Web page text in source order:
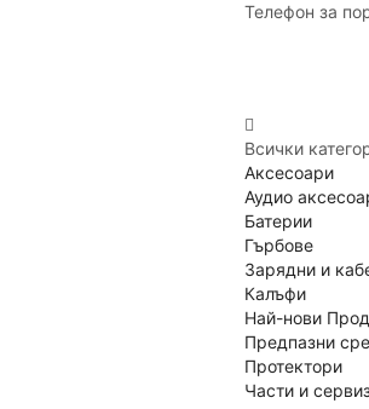
Телефон за
Всички
Аксесоари
Аудио
Батерии
Гърбове
Зарядни и
Калъфи
Най-нови
Предпазни
Протектори
Части и